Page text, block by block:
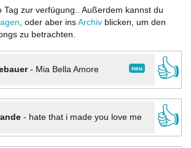
Tag zur verfügung.. Außerdem kannst du
, oder aber ins Archiv blicken, um den
zu betrachten.
neu
- Mia Bella Amore
👍
- hate that i made you love me
👍